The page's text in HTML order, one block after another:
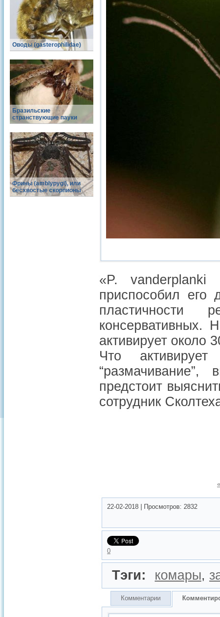
Оводы (gasterophilidae)
Бразильские
странствующие пауки
Фрины (amblypygi), или
бесхвостые скорпионы
«P.
приспособил его
пластичности
консервативных.
активирует около
Что
предстоит
сотрудник
22-02-2018 Просмотров: 2832
0
Тэги: комары,
Комментарии